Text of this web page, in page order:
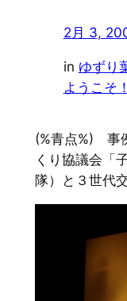
2月 3,
in ゆずり
ようこそ！
(%青点%) 事
くり協議会「
隊）と３世代交